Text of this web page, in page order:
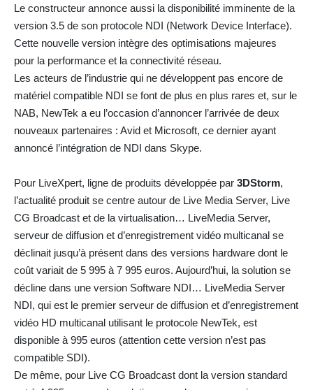
Le constructeur annonce aussi la disponibilité imminente de la
version 3.5 de son protocole NDI (Network Device Interface).
Cette nouvelle version intègre des optimisations majeures
pour la performance et la connectivité réseau.
Les acteurs de l’industrie qui ne développent pas encore de
matériel compatible NDI se font de plus en plus rares et, sur le
NAB, NewTek a eu l’occasion d’annoncer l’arrivée de deux
nouveaux partenaires : Avid et Microsoft, ce dernier ayant
annoncé l’intégration de NDI dans Skype.
Pour LiveXpert, ligne de produits développée par 3DStorm,
l’actualité produit se centre autour de Live Media Server, Live
CG Broadcast et de la virtualisation… LiveMedia Server,
serveur de diffusion et d’enregistrement vidéo multicanal se
déclinait jusqu’à présent dans des versions hardware dont le
coût variait de 5 995 à 7 995 euros. Aujourd’hui, la solution se
décline dans une version Software NDI… LiveMedia Server
NDI, qui est le premier serveur de diffusion et d’enregistrement
vidéo HD multicanal utilisant le protocole NewTek, est
disponible à 995 euros (attention cette version n’est pas
compatible SDI).
De même, pour Live CG Broadcast dont la version standard